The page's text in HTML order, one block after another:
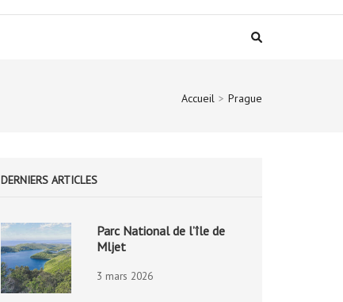
Accueil > Prague
DERNIERS ARTICLES
Parc National de l’île de
Mljet
3 mars 2026